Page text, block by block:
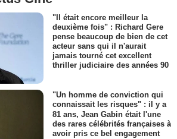
"Il était encore meilleur la
deuxième fois" : Richard Gere
pense beaucoup de bien de cet
acteur sans qui il n'aurait
jamais tourné cet excellent
thriller judiciaire des années 90
"Un homme de conviction qui
connaissait les risques" : il y a
81 ans, Jean Gabin était l'une
des rares célébrités françaises à
avoir pris ce bel engagement